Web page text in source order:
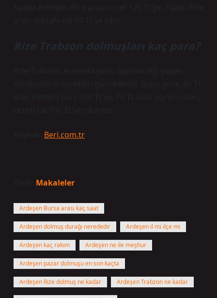
fiyatla Ardeşen-Rize arası ücret 120 TL’ye, Pazar-Rize
arası mesafe ise 95 TL’ye çıktı.
Rize Trabzon dolmuşları kaç para?
Rize-Trabzon arasında yolcu taşımacılığı yapan
minibüslerin ücretleri güncellendi. Buna göre, 85 TL
olan medeni harç 120 TL’ye, 75 TL olan öğrenci harç
ücreti ise 100 TL’ye çıkarıldı.
Kaynak: Beri.com.tr
Tarih: Makaleler
Ardeşen Bursa arası kaç saat
Ardeşen dolmuş durağı nerededir Ardeşen il mi ilçe mi
Ardeşen kaç rakım Ardeşen ne ile meşhur
Ardeşen pazar dolmuşu en son kaçta
Ardeşen Rize dolmuş ne kadar Ardeşen Trabzon ne kadar